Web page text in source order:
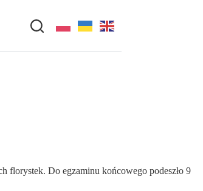
florystek. Do egzaminu końcowego podeszło 9